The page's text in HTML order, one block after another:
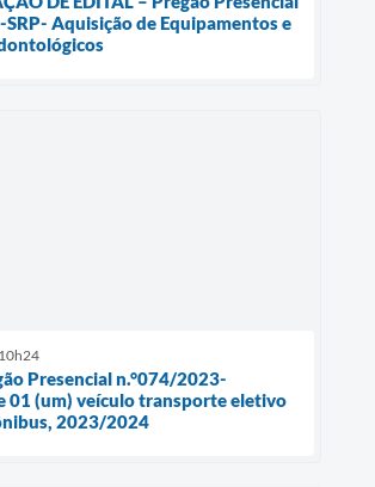
Aquisição de Equipamentos e
Presencial n.°074/2023-
01 (um) veículo transporte eletivo
2023/2024